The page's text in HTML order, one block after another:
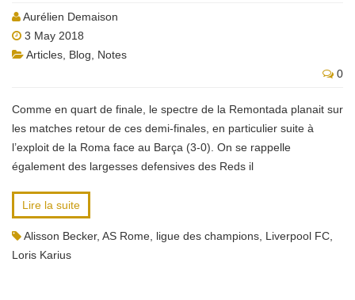
Aurélien Demaison
3 May 2018
Articles Blog
Notes
0
Comme en quart de finale, le spectre de la Remontada planait sur
les matches retour de ces demi-finales, en particulier suite à
l’exploit de la Roma face au Barça (3-0). On se rappelle
également des largesses defensives des Reds il
Lire la suite
Alisson Becker, AS Rome ligue des champions Liverpool FC
Loris Karius